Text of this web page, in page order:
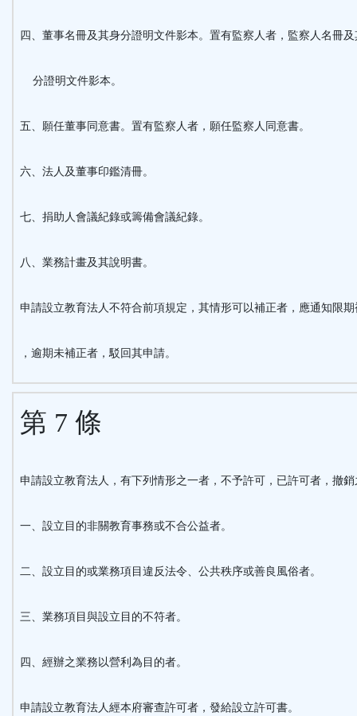
四、董事名冊及其身分證明文件影本。置有監察人者，監察人名冊及
分證明文件影本。
五、願任董事同意書。置有監察人者，願任監察人同意書。
六、法人及董事印鑑清冊。
七、捐助人會議紀錄或籌備會議紀錄。
八、業務計畫及其說明書。
申請設立教育法人不符合前項規定，其情形可以補正者，應通知限期
，逾期未補正者，駁回其申請。
第 7 條
申請設立教育法人，有下列情形之一者，不予許可，已許可者，撤銷
一、設立目的非關教育事務或不合公益者。
二、設立目的或業務項目違反法令、公共秩序或善良風俗者。
三、業務項目與設立目的不符者。
四、經辦之業務以營利為目的者。
申請設立教育法人經本府審查許可者，發給設立許可書。